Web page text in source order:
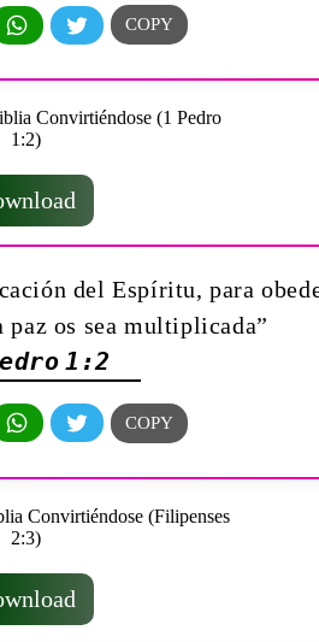
del Espíritu, para
paz os sea multiplicada”
1:2